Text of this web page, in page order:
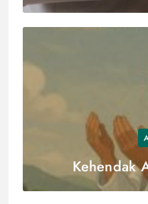
Kehendak